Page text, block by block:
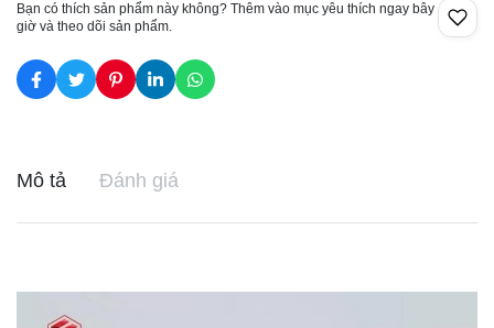
Bạn có thích sản phẩm này không? Thêm vào mục yêu thích ngay bây
giờ và theo dõi sản phẩm.
Mô tả Đánh giá